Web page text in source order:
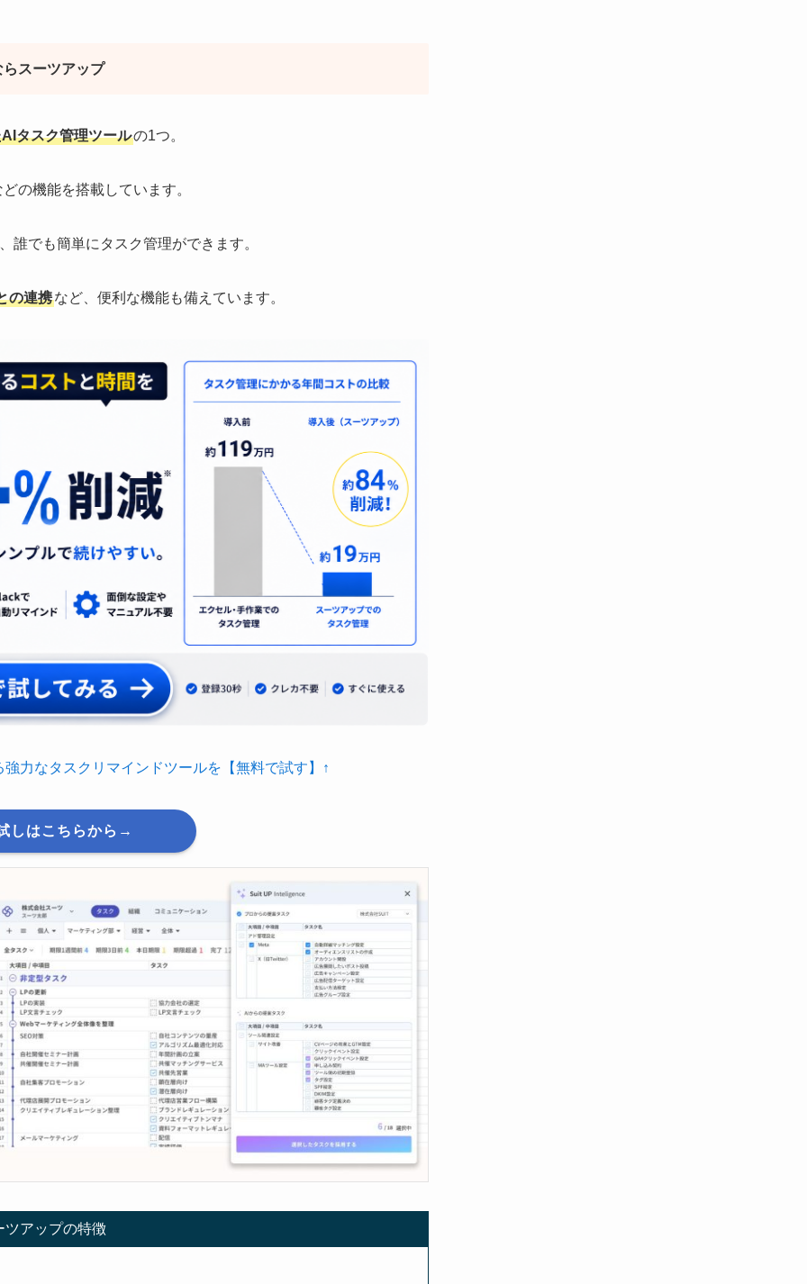
スーツアップ
タスク管理ツールの1つ。
どの機能を搭載しています。
誰でも簡単にタスク管理ができます。
の連携など、便利な機能も備えています。
力なタスクリマインドツールを【無料で試す】↑
しはこちらから→
ツアップの特徴